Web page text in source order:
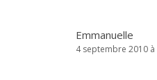
Emmanuelle
4 septembre 2010 à